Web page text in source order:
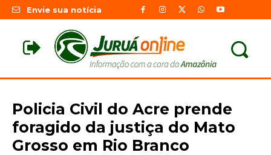
Envie sua notícia
Policia Civil do Acre prende
foragido da justiça do Mato
Grosso em Rio Branco